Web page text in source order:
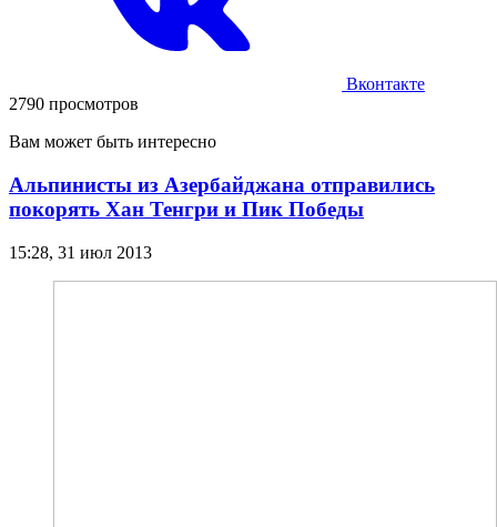
Вконтакте
2790 просмотров
Вам может быть интересно
Альпинисты из Азербайджана отправились
покорять Хан Тенгри и Пик Победы
15:28, 31 июл 2013